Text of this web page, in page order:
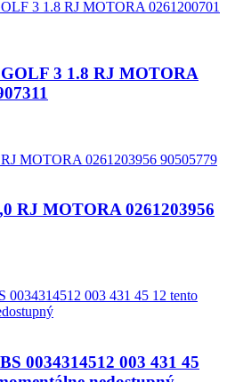
3 1.8 RJ MOTORA
RJ MOTORA 0261203956
0034314512 003 431 45